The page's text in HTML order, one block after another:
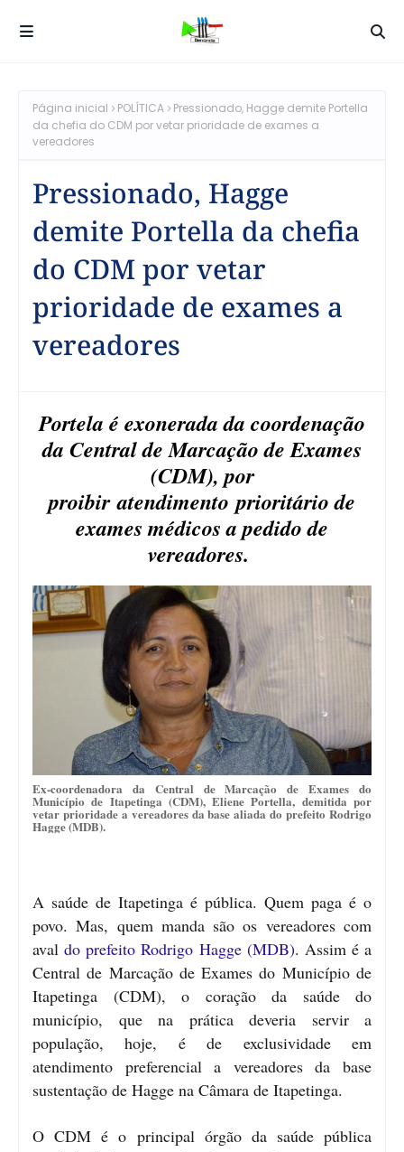
Página inicial POLÍTICA
Pressionado, Hagge demite Portella
da chefia do CDM por vetar prioridade de exames a
vereadores
Pressionado, Hagge
demite Portella da chefia
do CDM por vetar
prioridade de exames a
vereadores
Portela é exonerada da coordenação
da Central de Marcação de Exames
(CDM), por
proibir atendimento prioritário de
exames médicos a pedido de
vereadores.
Ex-coordenadora da Central de Marcação de Exames do
Município de Itapetinga (CDM), Eliene Portella, demitida por
vetar prioridade a vereadores da base aliada do prefeito Rodrigo
Hagge (MDB).
A saúde de Itapetinga é pública. Quem paga é o
povo. Mas, quem manda são os vereadores com
avaldo prefeito Rodrigo Hagge (MDB). Assim é a
Central de Marcação de Exames do Município de
Itapetinga (CDM), o coração da saúde do
município, que na prática deveria servir a
população, hoje, é de exclusividade em
atendimento preferencial a vereadores da base
sustentação de Hagge na Câmara de Itapetinga.
O CDM é o principal órgão da saúde pública